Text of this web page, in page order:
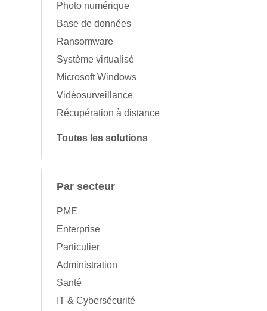
Photo numérique
Base de données
Ransomware
Système virtualisé
Microsoft Windows
Vidéosurveillance
Récupération à distance
Toutes les solutions
Par secteur
PME
Enterprise
Particulier
Administration
Santé
IT & Cybersécurité